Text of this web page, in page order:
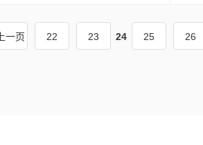
上一页 22 23 24 25 26